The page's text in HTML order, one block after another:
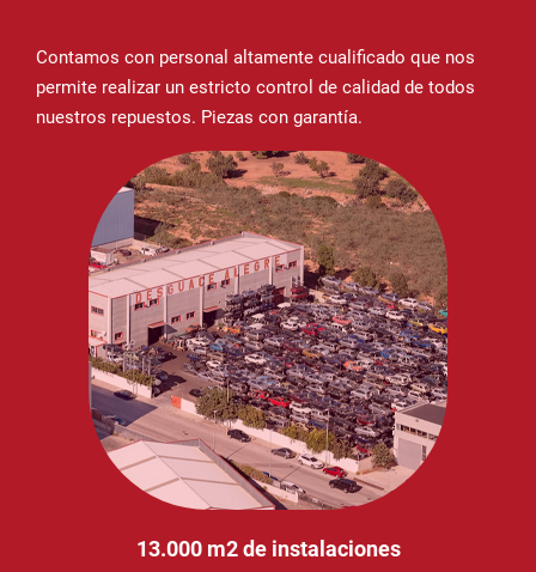
Contamos con personal altamente cualificado que nos
permite realizar un estricto control de calidad de todos
nuestros repuestos. Piezas con garantía.
13.000 m2 de instalaciones